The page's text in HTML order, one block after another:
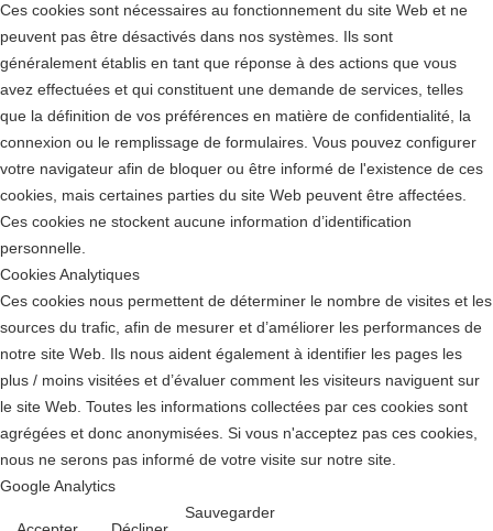
Ces cookies sont nécessaires au fonctionnement du site Web et ne
peuvent pas être désactivés dans nos systèmes. Ils sont
généralement établis en tant que réponse à des actions que vous
avez effectuées et qui constituent une demande de services, telles
que la définition de vos préférences en matière de confidentialité, la
connexion ou le remplissage de formulaires. Vous pouvez configurer
votre navigateur afin de bloquer ou être informé de l'existence de ces
cookies, mais certaines parties du site Web peuvent être affectées.
Ces cookies ne stockent aucune information d’identification
personnelle.
Cookies Analytiques
Ces cookies nous permettent de déterminer le nombre de visites et les
sources du trafic, afin de mesurer et d’améliorer les performances de
notre site Web. Ils nous aident également à identifier les pages les
plus / moins visitées et d’évaluer comment les visiteurs naviguent sur
le site Web. Toutes les informations collectées par ces cookies sont
agrégées et donc anonymisées. Si vous n'acceptez pas ces cookies,
nous ne serons pas informé de votre visite sur notre site.
Google Analytics
Sauvegarder